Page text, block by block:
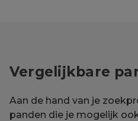
Vergelijkbare
Aan de hand van je
panden die je mogelijk